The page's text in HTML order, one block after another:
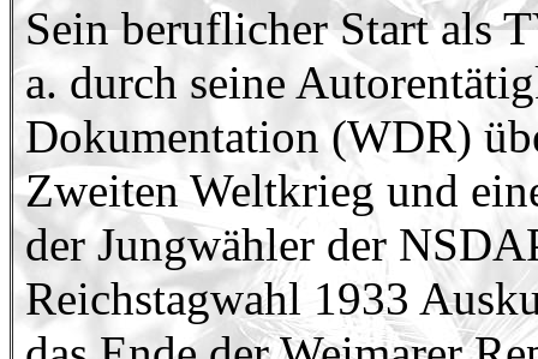
Sein beruflicher Start als
a. durch seine
Dokumentation (WDR)
Zweiten Weltkrieg und
der Jungwähler der
Reichstagwahl 1933